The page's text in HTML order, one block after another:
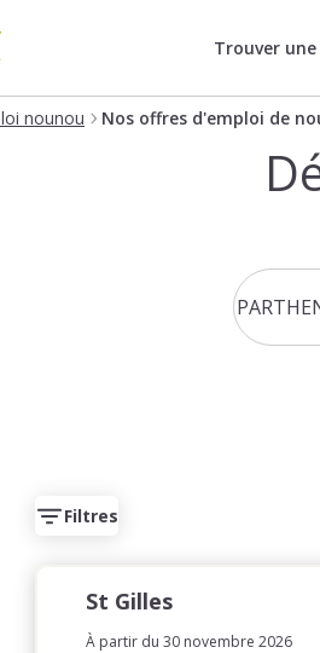
Trouver
nounou Nos offres d'emploi de
Filtres
St Gilles
À partir du 30 novembre 2026